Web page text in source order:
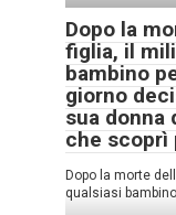
Dopo la
figlia, il
bambino
giorno
sua donna
che scoprì
Dopo la morte
qualsiasi